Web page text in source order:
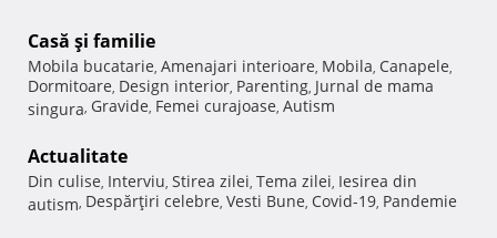
Casă şi familie
Mobila bucatarie, Amenajari interioare, Mobila, Canapele,
Dormitoare, Design interior, Parenting, Jurnal de mama
singura, Gravide, Femei curajoase, Autism
Actualitate
Din culise, Interviu, Stirea zilei, Tema zilei, Iesirea din
autism, Despărţiri celebre, Vesti Bune, Covid-19, Pandemie